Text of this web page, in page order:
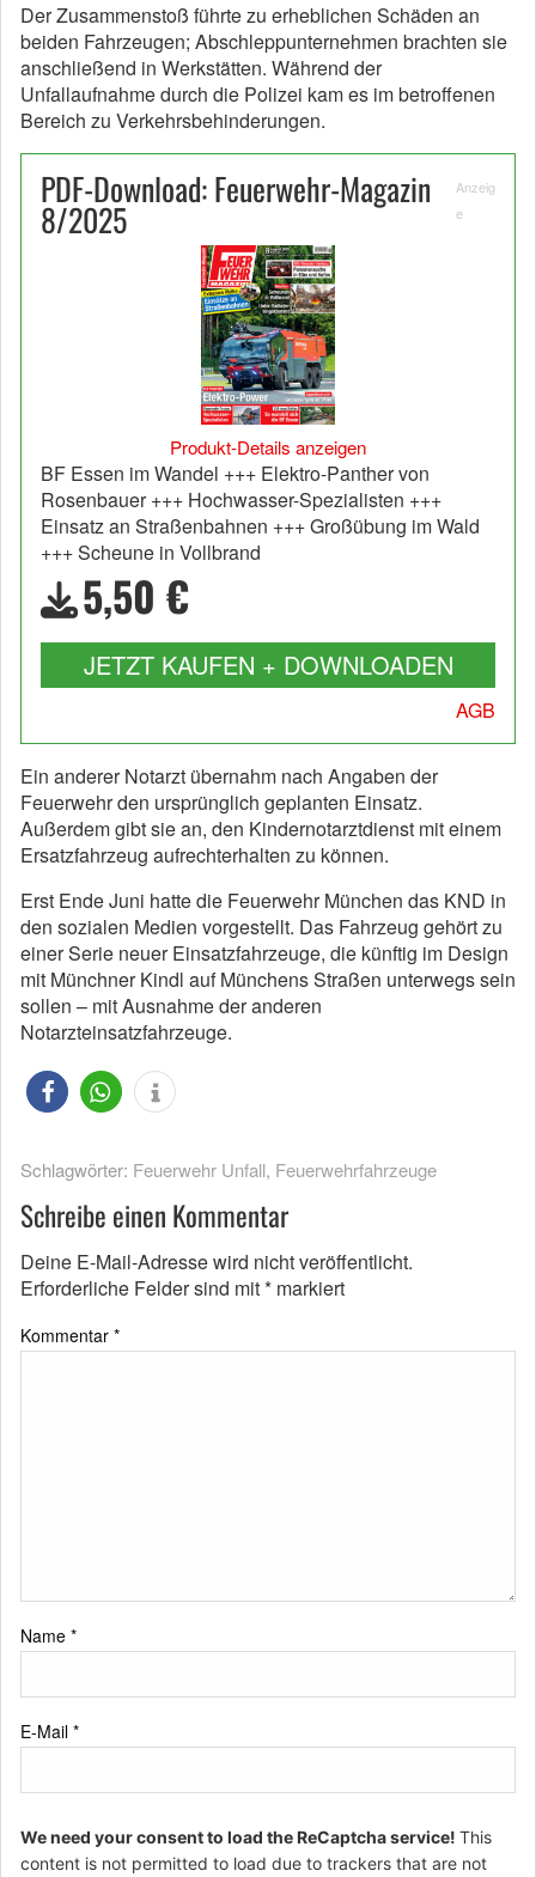
Der Zusammenstoß führte zu erheblichen Schäden an
beiden Fahrzeugen; Abschleppunternehmen brachten sie
anschließend in Werkstätten. Während der
Unfallaufnahme durch die Polizei kam es im betroffenen
Bereich zu Verkehrsbehinderungen.
PDF-Download: Feuerwehr-Magazin
8/2025
Anzeig
e
Produkt-Details anzeigen
BF Essen im Wandel +++ Elektro-Panther von
Rosenbauer +++ Hochwasser-Spezialisten +++
Einsatz an Straßenbahnen +++ Großübung im Wald
+++ Scheune in Vollbrand
5,50 €
JETZT KAUFEN + DOWNLOADEN
AGB
Ein anderer Notarzt übernahm nach Angaben der
Feuerwehr den ursprünglich geplanten Einsatz.
Außerdem gibt sie an, den Kindernotarztdienst mit einem
Ersatzfahrzeug aufrechterhalten zu können.
Erst Ende Juni hatte die Feuerwehr München das KND in
den sozialen Medien vorgestellt. Das Fahrzeug gehört zu
einer Serie neuer Einsatzfahrzeuge, die künftig im Design
mit Münchner Kindl auf Münchens Straßen unterwegs sein
sollen – mit Ausnahme der anderen
Notarzteinsatzfahrzeuge.
Schlagwörter: Feuerwehr Unfall, Feuerwehrfahrzeuge
Schreibe einen Kommentar
Deine E-Mail-Adresse wird nicht veröffentlicht.
Erforderliche Felder sind mit* markiert
Kommentar *
Name *
E-Mail *
We need your consent to load the ReCaptcha service! This
content is not permitted to load due to trackers that are not